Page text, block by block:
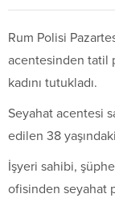
Rum Polisi
acentesinden tatil
kadını tutukladı.
Seyahat acentesi
edilen 38
İşyeri sahibi,
ofisinden seyahat